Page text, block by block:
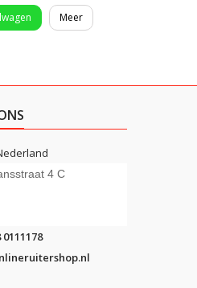
Meer
4 C
0111178